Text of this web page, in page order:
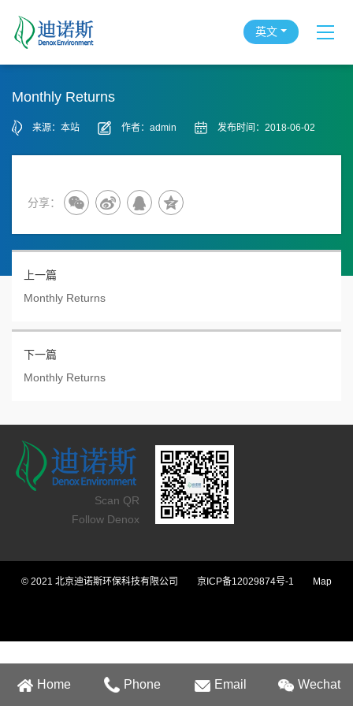
英文
Monthly Returns
来源：本站 作者：admin 发布时间：2018-06-02
分享：
上一篇
Monthly Returns
下一篇
Monthly Returns
Scan QR
Follow Denox
© 2021 北京迪诺斯环保科技有限公司 京ICP备12029874号-1 Map
Home Phone Email Wechat